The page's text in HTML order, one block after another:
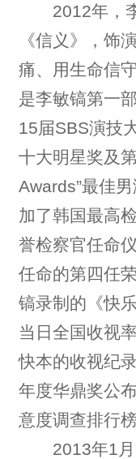
2012年，李
《信义》，饰
痛、用生命信
是李敏镐第一
15届SBS演技
十大明星奖及
Awards”最佳
加了韩国最高
誉检察官任命
任命的第四任
镐录制的《快
当日全国收视
快本的收视纪
年度华鼎奖公
意度调查排行
2013年1月